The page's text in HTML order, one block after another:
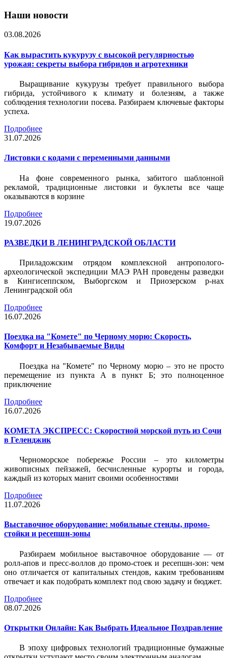
Наши новости
03.08.2026
Как вырастить кукурузу с высокой регулярностью
урожая: секреты выбора гибридов и агротехники
Выращивание кукурузы требует правильного выбора
гибрида, устойчивого к климату и болезням, а также
соблюдения технологии посева. Разбираем ключевые факторы
успеха.
Подробнее
31.07.2026
Листовки c кодами с переменными данными
На фоне современного рынка, забитого шаблонной
рекламой, традиционные листовки и буклеты все чаще
оказываются в корзине
Подробнее
19.07.2026
РАЗВЕДКИ В ЛЕНИНГРАДСКОЙ ОБЛАСТИ
Приладожским отрядом комплексной антрополого-
археологической экспедиции МАЭ РАН проведены разведки
в Кингисеппском, Выборгском и Приозерском р-нах
Ленинградской обл
Подробнее
16.07.2026
Поездка на "Комете" по Черному морю: Скорость,
Комфорт и Незабываемые Виды
Поездка на "Комете" по Черному морю – это не просто
перемещение из пункта А в пункт Б; это полноценное
приключение
Подробнее
16.07.2026
КОМЕТА ЭКСПРЕСС: Скоростной морской путь из Сочи
в Геленджик
Черноморское побережье России – это километры
живописных пейзажей, бесчисленные курорты и города,
каждый из которых манит своими особенностями
Подробнее
11.07.2026
Выставочное оборудование: мобильные стенды, промо-
стойки и ресепшн-зоны
Разбираем мобильное выставочное оборудование — от
ролл-апов и пресс-воллов до промо-стоек и ресепшн-зон: чем
оно отличается от капитальных стендов, каким требованиям
отвечает и как подобрать комплект под свою задачу и бюджет.
Подробнее
08.07.2026
Открытки Онлайн: Как Выбрать Идеальное Поздравление
В эпоху цифровых технологий традиционные бумажные